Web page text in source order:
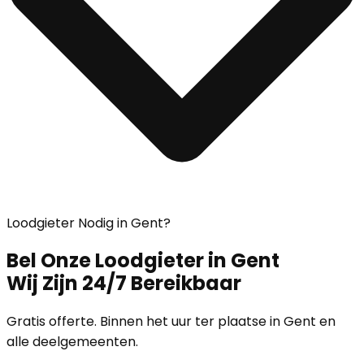
Loodgieter Nodig in Gent?
Bel Onze Loodgieter in Gent
Wij Zijn 24/7 Bereikbaar
Gratis offerte. Binnen het uur ter plaatse in Gent en
alle deelgemeenten.